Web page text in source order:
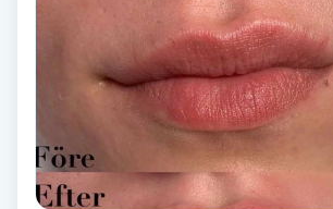
Läpptatuering
Manikyr & Pedikyr